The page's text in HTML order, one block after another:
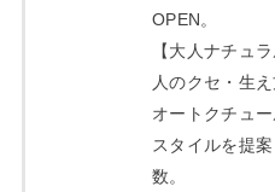
OPEN。
【大人ナチュ
人のクセ・生
オートクチュ
スタイルを提
数。